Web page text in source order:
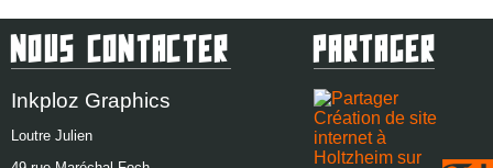
Nous Contacter
Inkploz Graphics
Loutre Julien
Partager